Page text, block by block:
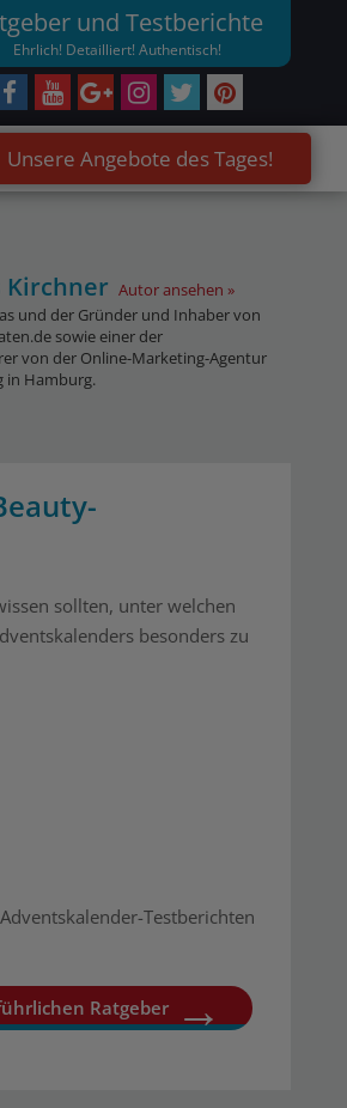
und Testberichte
Ehrlich! Detailliert! Authentisch!
Unsere Angebote des Tages!
Kirchner Autor ansehen
und der Gründer und Inhaber von
sowie einer der
von der Online-Marketing-Agentur
in Hamburg.
sollten, unter welchen
besonders zu
Testberichten
Ratgeber